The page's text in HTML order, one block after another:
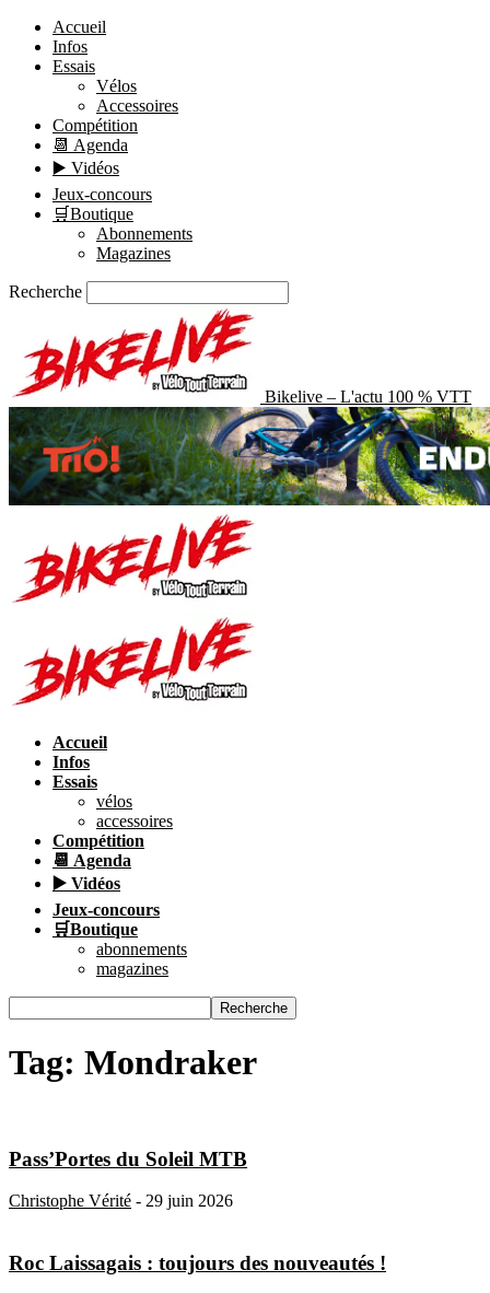
Accueil
Infos
Essais
Vélos
Accessoires
Compétition
📆 Agenda
▶️ Vidéos
Jeux-concours
🛒Boutique
Abonnements
Magazines
Recherche
Bikelive – L'actu 100 % VTT
Accueil
Infos
Essais
vélos
accessoires
Compétition
📆 Agenda
▶️ Vidéos
Jeux-concours
🛒Boutique
abonnements
magazines
Tag: Mondraker
Pass’Portes du Soleil MTB
Christophe Vérité - 29 juin 2026
Roc Laissagais : toujours des nouveautés !